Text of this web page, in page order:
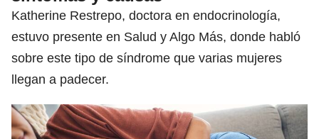
Katherine Restrepo, doctora en endocrinología,
estuvo presente en Salud y Algo Más, donde habló
sobre este tipo de síndrome que varias mujeres
llegan a padecer.